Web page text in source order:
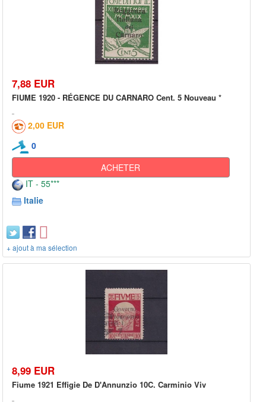
7,88 EUR
FIUME 1920 - RÉGENCE DU CARNARO Cent. 5 Nouveau *
2,00 EUR
0
ACHETER
IT - 55***
Italie
+ ajout à ma sélection
8,99 EUR
Fiume 1921 Effigie De D'Annunzio 10C. Carminio Viv